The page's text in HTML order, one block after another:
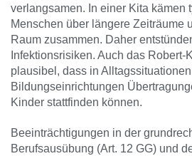
verlangsamen. In einer Kita kämen
Menschen über längere Zeiträume
Raum zusammen. Daher
Infektionsrisiken. Auch das Robert-
plausibel, dass in
Bildungseinrichtungen
Kinder stattfinden können.
Beeinträchtigungen in der
Berufsausübung (Art. 12 GG) und